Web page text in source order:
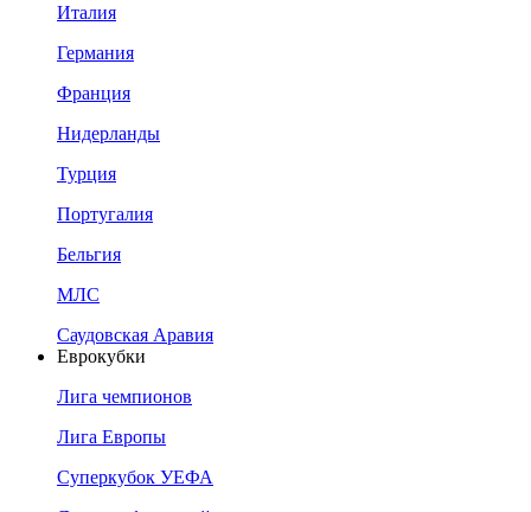
Италия
Германия
Франция
Нидерланды
Турция
Португалия
Бельгия
МЛС
Саудовская Аравия
Еврокубки
Лига чемпионов
Лига Европы
Суперкубок УЕФА